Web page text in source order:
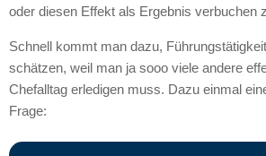
oder diesen Effekt als Ergebnis verbuchen
Schnell kommt man dazu,
schätzen, weil man ja sooo viele andere
Chefalltag erledigen muss. Dazu einmal
Frage: